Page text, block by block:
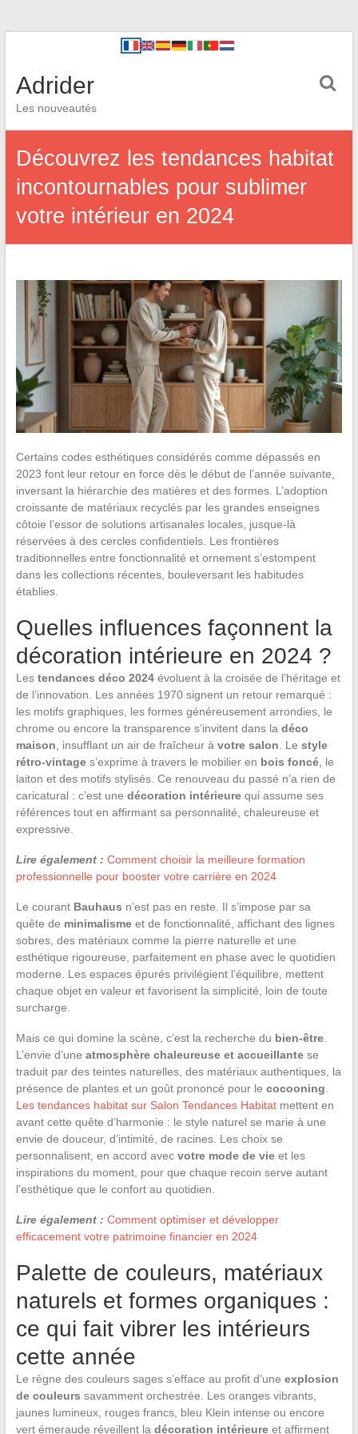
Adrider
Les nouveautés
Découvrez les tendances habitat
incontournables pour sublimer
votre intérieur en 2024
Certains codes esthétiques considérés comme dépassés en
2023 font leur retour en force dès le début de l’année suivante,
inversant la hiérarchie des matières et des formes. L’adoption
croissante de matériaux recyclés par les grandes enseignes
côtoie l’essor de solutions artisanales locales, jusque-là
réservées à des cercles confidentiels. Les frontières
traditionnelles entre fonctionnalité et ornement s’estompent
dans les collections récentes, bouleversant les habitudes
établies.
Quelles influences façonnent la
décoration intérieure en 2024 ?
Les tendances déco 2024évoluent à la croisée de l’héritage et
de l’innovation. Les années 1970 signent un retour remarqué :
les motifs graphiques, les formes généreusement arrondies, le
chrome ou encore la transparence s’invitent dans la déco
maison , insufflant un air de fraîcheur à votre salon . Le style
rétro-vintages’exprime à travers le mobilier en bois foncé, le
laiton et des motifs stylisés. Ce renouveau du passé n’a rien de
caricatural : c’est une décoration intérieurequi assume ses
références tout en affirmant sa personnalité, chaleureuse et
expressive.
Lire également : Comment choisir la meilleure formation
professionnelle pour booster votre carrière en 2024
Le courant Bauhaus n’est pas en reste. Il s’impose par sa
quête de minimalismeet de fonctionnalité, affichant des lignes
sobres, des matériaux comme la pierre naturelle et une
esthétique rigoureuse, parfaitement en phase avec le quotidien
moderne. Les espaces épurés privilégient l’équilibre, mettent
chaque objet en valeur et favorisent la simplicité, loin de toute
surcharge.
Mais ce qui domine la scène, c’est la recherche du bien-être.
L’envie d’une atmosphère chaleureuse et accueillantese
traduit par des teintes naturelles, des matériaux authentiques, la
présence de plantes et un goût prononcé pour le cocooning
Les tendances habitat sur Salon Tendances Habitatmettent en
avant cette quête d’harmonie : le style naturel se marie à une
envie de douceur, d’intimité, de racines. Les choix se
personnalisent, en accord avec votre mode de vieet les
inspirations du moment, pour que chaque recoin serve autant
l’esthétique que le confort au quotidien.
Lire également : Comment optimiser et développer
efficacement votre patrimoine financier en 2024
Palette de couleurs, matériaux
naturels et formes organiques :
ce qui fait vibrer les intérieurs
cette année
Le règne des couleurs sages s’efface au profit d’une explosion
de couleurs savamment orchestrée. Les oranges vibrants,
jaunes lumineux, rouges francs, bleu Klein intense ou encore
vert émeraude réveillent la décoration intérieureet affirment